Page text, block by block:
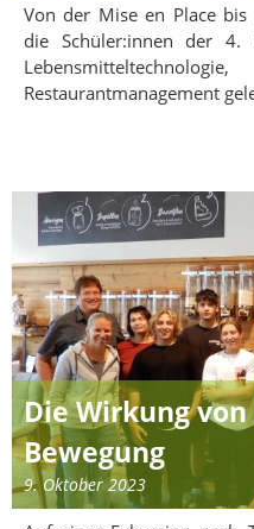
Von der Mise en Place
die Schüler:innen der 4.
Restaurantmanagement
Die Wirkung
Bewegung
9. Oktober 2023